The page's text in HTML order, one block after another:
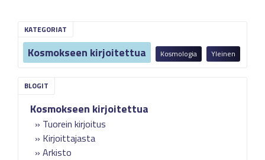
KATEGORIAT
Kosmokseen kirjoitettua Kosmologia Yleinen
Kosmokseen kirjoitettua
Tuorein kirjoitus
Kirjoittajasta
Arkisto